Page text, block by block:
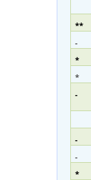
**
-
*
*
-
-
-
*